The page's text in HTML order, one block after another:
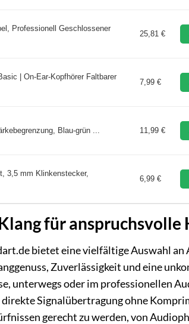
Professionell Geschlossener
25,81 €
| On-Ear-Kopfhörer Faltbarer
7,99 €
Blau-grün ... 11,99 €
3,5 mm Klinkenstecker,
6,99 €
für anspruchsvolle
bietet eine vielfältige Auswahl an
Zuverlässigkeit und eine
unterwegs oder im professionellen
Signalübertragung ohne
gerecht zu werden, von